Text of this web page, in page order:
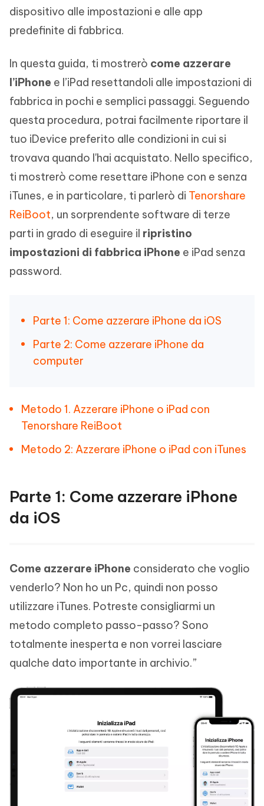
dispositivo alle impostazioni e alle app
predefinite di fabbrica.
In questa guida, ti mostrerò come azzerare
l’iPhone e l’iPad resettandoli alle impostazioni di
fabbrica in pochi e semplici passaggi. Seguendo
questa procedura, potrai facilmente riportare il
tuo iDevice preferito alle condizioni in cui si
trovava quando l'hai acquistato. Nello specifico,
ti mostrerò come resettare iPhone con e senza
iTunes, e in particolare, ti parlerò di Tenorshare
ReiBoot, un sorprendente software di terze
parti in grado di eseguire il ripristino
impostazioni di fabbrica iPhone e iPad senza
password.
Parte 1: Come azzerare iPhone da iOS
Parte 2: Come azzerare iPhone da
computer
Metodo 1. Azzerare iPhone o iPad con
Tenorshare ReiBoot
Metodo 2: Azzerare iPhone o iPad con iTunes
Parte 1: Come azzerare iPhone
da iOS
Come azzerare iPhone considerato che voglio
venderlo? Non ho un Pc, quindi non posso
utilizzare iTunes. Potreste consigliarmi un
metodo completo passo-passo? Sono
totalmente inesperta e non vorrei lasciare
qualche dato importante in archivio.”